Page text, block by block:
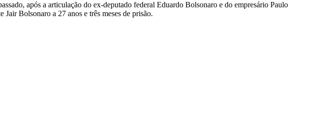
após a articulação do ex-deputado federal Eduardo Bolsonaro e do empresário Paulo
Bolsonaro a 27 anos e três meses de prisão.